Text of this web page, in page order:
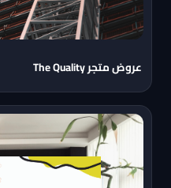
عروض متجر The Quality